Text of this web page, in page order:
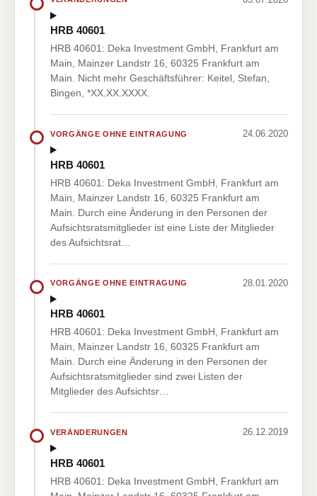
HRB 40601
HRB 40601: Deka Investment GmbH, Frankfurt am
Main, Mainzer Landstr 16, 60325 Frankfurt am
Main. Nicht mehr Geschäftsführer: Keitel, Stefan,
Bingen, *XX.XX.XXXX.
VORGÄNGE OHNE EINTRAGUNG 24.06.2020
HRB 40601
HRB 40601: Deka Investment GmbH, Frankfurt am
Main, Mainzer Landstr 16, 60325 Frankfurt am
Main. Durch eine Änderung in den Personen der
Aufsichtsratsmitglieder ist eine Liste der Mitglieder
des Aufsichtsrat…
VORGÄNGE OHNE EINTRAGUNG 28.01.2020
HRB 40601
HRB 40601: Deka Investment GmbH, Frankfurt am
Main, Mainzer Landstr 16, 60325 Frankfurt am
Main. Durch eine Änderung in den Personen der
Aufsichtsratsmitglieder sind zwei Listen der
Mitglieder des Aufsichtsr…
VERÄNDERUNGEN 26.12.2019
HRB 40601
HRB 40601: Deka Investment GmbH, Frankfurt am